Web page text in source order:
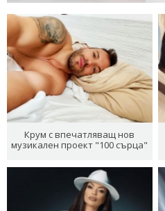
Крум с впечатляващ нов
музикален проект "100 сърца"